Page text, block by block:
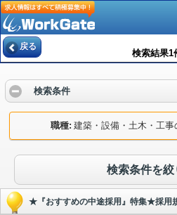
戻る
検索結果1
検索条件
職種 建築・設備・土木・工
検索条件を絞
★『おすすめの中途採用』特集★採用